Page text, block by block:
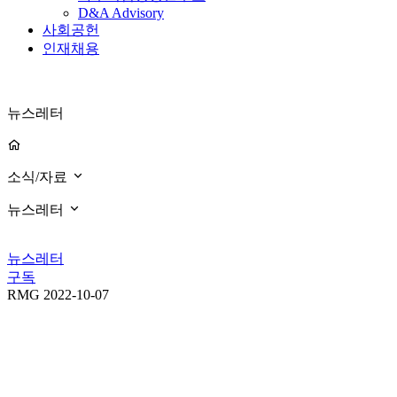
D&A Advisory
사회공헌
인재채용
뉴스레터
소식/자료
뉴스레터
뉴스레터
구독
RMG 2022-10-07